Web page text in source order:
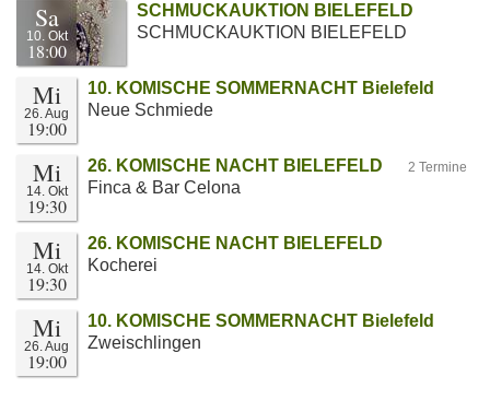
Sa
10. Okt
18:00
SCHMUCKAUKTION BIELEFELD
SCHMUCKAUKTION BIELEFELD
Mi
26. Aug
19:00
10. KOMISCHE SOMMERNACHT Bielefeld
Neue Schmiede
Mi
14. Okt
19:30
2 Termine
26. KOMISCHE NACHT BIELEFELD
Finca & Bar Celona
Mi
14. Okt
19:30
26. KOMISCHE NACHT BIELEFELD
Kocherei
Mi
26. Aug
19:00
10. KOMISCHE SOMMERNACHT Bielefeld
Zweischlingen